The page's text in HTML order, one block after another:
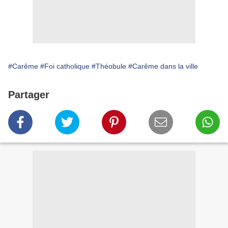
#Carême #Foi catholique #Théobule #Carême dans la ville
Partager